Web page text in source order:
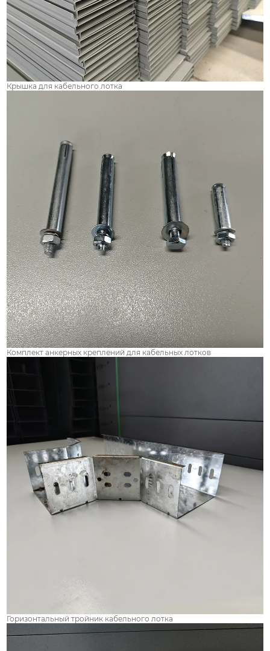
Крышка для кабельного лотка
Комплект анкерных креплений для кабельных лотков
Горизонтальный тройник кабельного лотка